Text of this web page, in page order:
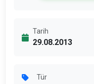
Tarih
29.08.2013
Tür